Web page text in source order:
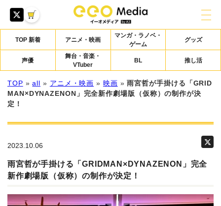
TOP 新着 アニメ・映画
マンガ・ラノベ・
ゲーム
グッズ
声優
舞台・音楽・
VTuber
BL 推し活
TOP »all » アニメ・映画 » 映画 »雨宮哲が手掛ける「GRID
MAN×DYNAZENON」完全新作劇場版（仮称）の制作が決
定！
2023.10.06
雨宮哲が手掛ける「GRIDMAN×DYNAZENON」完全
新作劇場版（仮称）の制作が決定！